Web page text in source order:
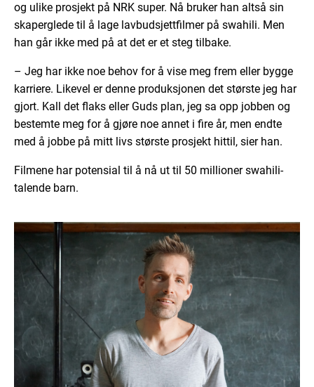
og ulike prosjekt på NRK super. Nå bruker han altså sin
skaperglede til å lage lavbudsjettfilmer på swahili. Men
han går ikke med på at det er et steg tilbake.
– Jeg har ikke noe behov for å vise meg frem eller bygge
karriere. Likevel er denne produksjonen det største jeg har
gjort. Kall det flaks eller Guds plan, jeg sa opp jobben og
bestemte meg for å gjøre noe annet i fire år, men endte
med å jobbe på mitt livs største prosjekt hittil, sier han.
Filmene har potensial til å nå ut til 50 millioner swahili-
talende barn.